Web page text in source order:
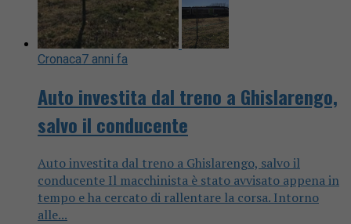
Cronaca7 anni fa
Auto investita dal treno a Ghislarengo,
salvo il conducente
Auto investita dal treno a Ghislarengo, salvo il
conducente Il macchinista è stato avvisato appena in
tempo e ha cercato di rallentare la corsa. Intorno
alle...